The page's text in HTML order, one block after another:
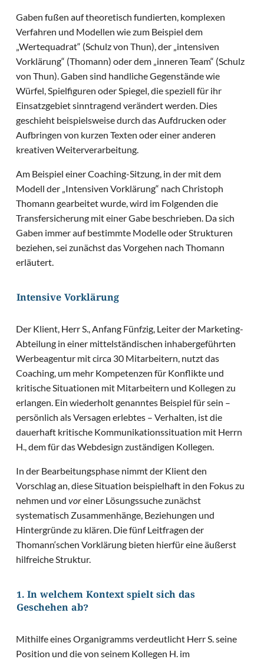
Gaben fußen auf theoretisch fundierten, komplexen
Verfahren und Modellen wie zum Beispiel dem
„Wertequadrat“ (Schulz von Thun), der „intensiven
Vorklärung“ (Thomann) oder dem „inneren Team“ (Schulz
von Thun). Gaben sind handliche Gegenstände wie
Würfel, Spielfiguren oder Spiegel, die speziell für ihr
Einsatzgebiet sinntragend verändert werden. Dies
geschieht beispielsweise durch das Aufdrucken oder
Aufbringen von kurzen Texten oder einer anderen
kreativen Weiterverarbeitung.
Am Beispiel einer Coaching-Sitzung, in der mit dem
Modell der „Intensiven Vorklärung“ nach Christoph
Thomann gearbeitet wurde, wird im Folgenden die
Transfersicherung mit einer Gabe beschrieben. Da sich
Gaben immer auf bestimmte Modelle oder Strukturen
beziehen, sei zunächst das Vorgehen nach Thomann
erläutert.
Intensive Vorklärung
Der Klient, Herr S., Anfang Fünfzig, Leiter der Marketing-
Abteilung in einer mittelständischen inhabergeführten
Werbeagentur mit circa 30 Mitarbeitern, nutzt das
Coaching, um mehr Kompetenzen für Konflikte und
kritische Situationen mit Mitarbeitern und Kollegen zu
erlangen. Ein wiederholt genanntes Beispiel für sein –
persönlich als Versagen erlebtes – Verhalten, ist die
dauerhaft kritische Kommunikationssituation mit Herrn
H., dem für das Webdesign zuständigen Kollegen.
In der Bearbeitungsphase nimmt der Klient den
Vorschlag an, diese Situation beispielhaft in den Fokus zu
nehmen undvoreiner Lösungssuche zunächst
systematisch Zusammenhänge, Beziehungen und
Hintergründe zu klären. Die fünf Leitfragen der
Thomann‘schen Vorklärung bieten hierfür eine äußerst
hilfreiche Struktur.
1. In welchem Kontext spielt sich das
Geschehen ab?
Mithilfe eines Organigramms verdeutlicht Herr S. seine
Position und die von seinem Kollegen H. im